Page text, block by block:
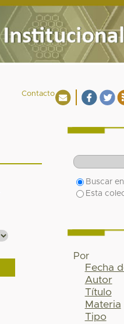
Contacto
Buscar en
Esta
Por
Fecha
Autor
Título
Materia
Tipo